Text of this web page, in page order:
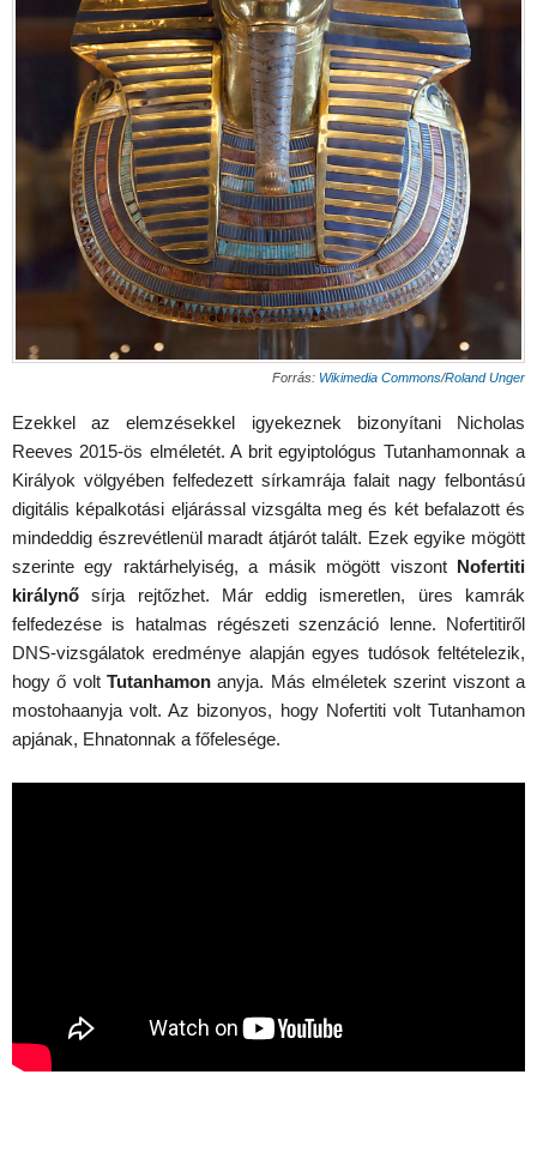
Forrás: Wikimedia Commons/Roland Unger
Ezekkel az elemzésekkel igyekeznek bizonyítani Nicholas
Reeves 2015-ös elméletét. A brit egyiptológus Tutanhamonnak a
Királyok völgyében felfedezett sírkamrája falait nagy felbontású
digitális képalkotási eljárással vizsgálta meg és két befalazott és
mindeddig észrevétlenül maradt átjárót talált. Ezek egyike mögött
szerinte egy raktárhelyiség, a másik mögött viszont Nofertiti
királynő sírja rejtőzhet. Már eddig ismeretlen, üres kamrák
felfedezése is hatalmas régészeti szenzáció lenne. Nofertitiről
DNS-vizsgálatok eredménye alapján egyes tudósok feltételezik,
hogy ő volt Tutanhamon anyja. Más elméletek szerint viszont a
mostohaanyja volt. Az bizonyos, hogy Nofertiti volt Tutanhamon
apjának, Ehnatonnak a főfelesége.